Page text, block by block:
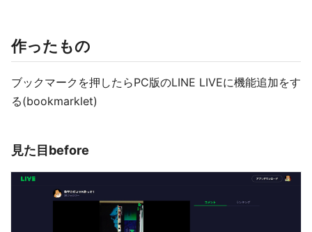
作ったもの
ブックマークを押したらPC版のLINE LIVEに機能追加をす
る(bookmarklet)
見た目before